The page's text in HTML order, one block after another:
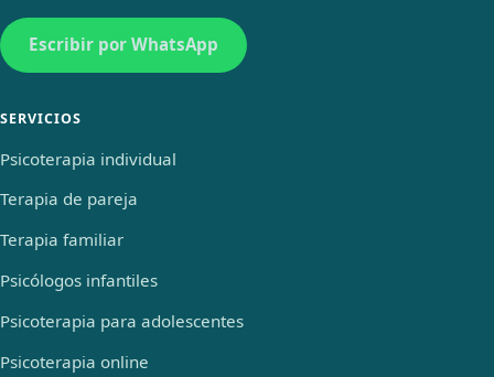
Escribir por WhatsApp
SERVICIOS
Psicoterapia individual
Terapia de pareja
Terapia familiar
Psicólogos infantiles
Psicoterapia para adolescentes
Psicoterapia online